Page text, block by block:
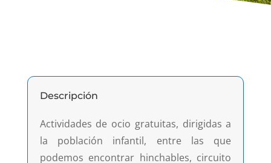
Descripción
Actividades de ocio gratuitas, dirigidas a
la población infantil, entre las que
podemos encontrar hinchables, circuito